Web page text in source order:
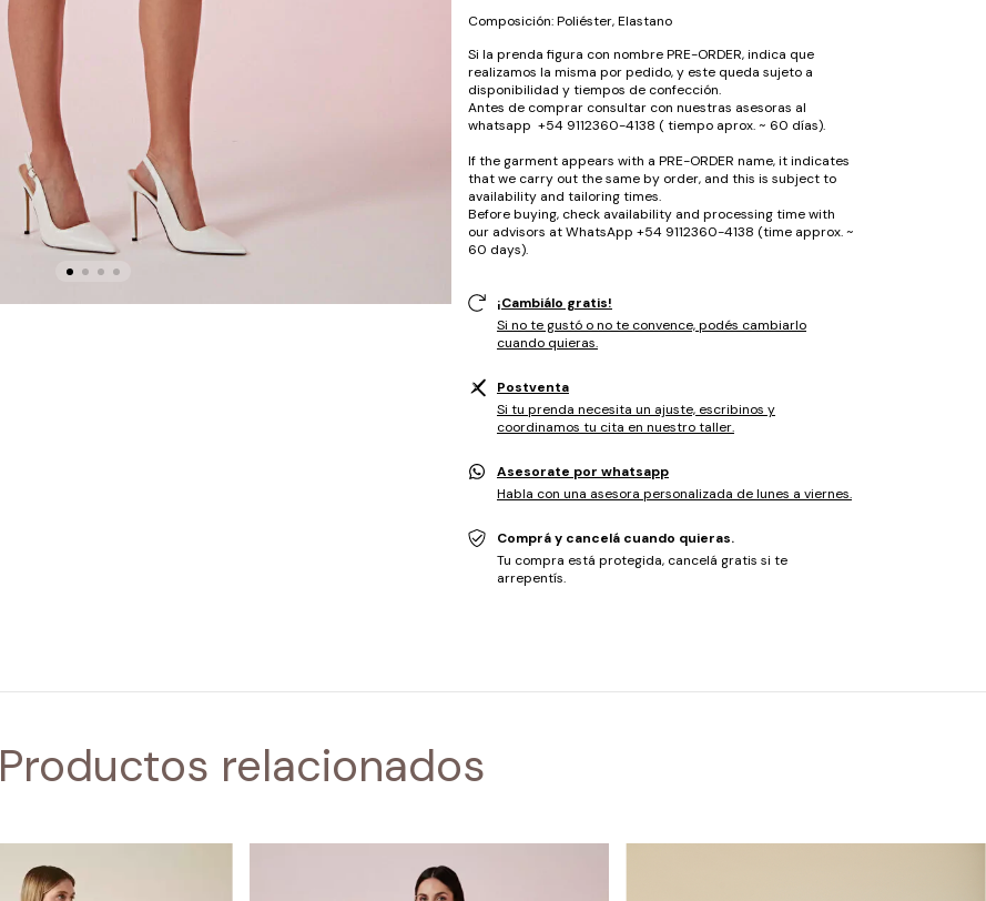
Composición: Poliéster, Elastano
Si la prenda figura con nombre PRE-ORDER, indica que
realizamos la misma por pedido, y este queda sujeto a
disponibilidad y tiempos de confección.
Antes de comprar consultar con nuestras asesoras al
whatsapp +54 9112360-4138 ( tiempo aprox. ~ 60 días).
If the garment appears with a PRE-ORDER name, it indicates
that we carry out the same by order, and this is subject to
availability and tailoring times.
Before buying, check availability and processing time with
our advisors at WhatsApp +54 9112360-4138 (time approx. ~
60 days).
¡Cambiálo gratis!
Si no te gustó o no te convence, podés cambiarlo
cuando quieras.
Postventa
Si tu prenda necesita un ajuste, escribinos y
coordinamos tu cita en nuestro taller.
Asesorate por whatsapp
Habla con una asesora personalizada de lunes a viernes.
Comprá y cancelá cuando quieras.
Tu compra está protegida, cancelá gratis si te
arrepentís.
Productos relacionados